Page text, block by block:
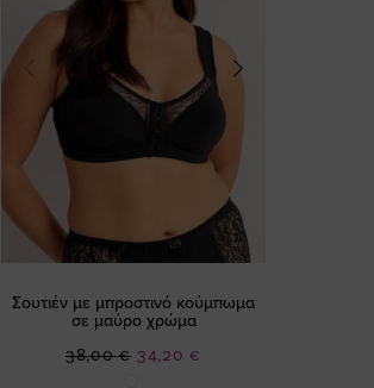
Σουτιέν με μπροστινό κούμπωμα
σε μαύρο χρώμα
Ειδική
34,20 €
38,00 €